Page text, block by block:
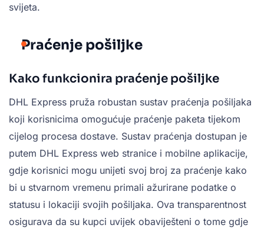
svijeta.
Praćenje pošiljke
Kako funkcionira praćenje pošiljke
DHL Express pruža robustan sustav praćenja pošiljaka
koji korisnicima omogućuje praćenje paketa tijekom
cijelog procesa dostave. Sustav praćenja dostupan je
putem DHL Express web stranice i mobilne aplikacije,
gdje korisnici mogu unijeti svoj broj za praćenje kako
bi u stvarnom vremenu primali ažurirane podatke o
statusu i lokaciji svojih pošiljaka. Ova transparentnost
osigurava da su kupci uvijek obaviješteni o tome gdje